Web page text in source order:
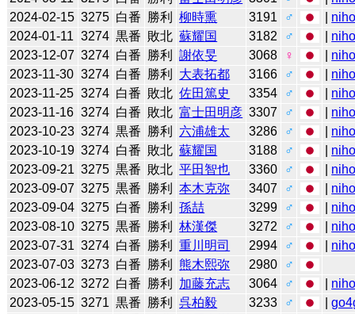
2024-02-15 3275 白番 勝利 柳時熏 3191 ♂
2024-01-11 3274 黒番 敗北 蘇耀国 3182 ♂
2023-12-07 3274 白番 勝利 謝依旻 3068 ♀
2023-11-30 3274 白番 勝利 大表拓都 3166 ♂
2023-11-25 3274 白番 敗北 佐田篤史 3354 ♂
2023-11-16 3274 白番 敗北 富士田明彦 3307 ♂
2023-10-23 3274 黒番 勝利 六浦雄太 3286 ♂
2023-10-19 3274 白番 敗北 蘇耀国 3188 ♂
2023-09-21 3275 黒番 敗北 平田智也 3360 ♂
2023-09-07 3275 黒番 勝利 本木克弥 3407 ♂
2023-09-04 3275 白番 勝利 孫喆 3299 ♂
2023-08-10 3275 黒番 勝利 林漢傑 3272 ♂
2023-07-31 3274 白番 勝利 重川明司 2994 ♂
2023-07-03 3273 白番 勝利 熊木熙弥 2980
♂
2023-06-12 3272 白番 勝利 加藤充志 3064 ♂
2023-05-15 3271 黒番 勝利 呉柏毅 3233 ♂ |